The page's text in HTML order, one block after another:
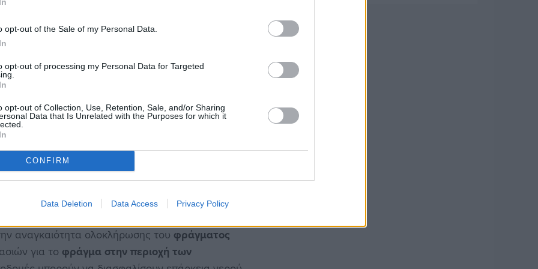
opt-out of the Sale of my Personal Data.
opt-out of processing my Personal Data for Targeted
opt-out of Collection, Use, Retention, Sale, and/or Sharing
Data that Is Unrelated with the Purposes for which it
CONFIRM
Data Deletion Data Access Privacy Policy
ενός σύνθετου πλέγματος παρεμβάσεων που
έργων μεταφοράς νερού και την
μόνο στις φυσικές πηγές
της ιστορικής σχέσης του ανθρώπου με το
επί αιώνες – παλαιότερα οι πληθυσμοί
πρέπει να μεταναστεύσει προς τις περιοχές
στη σημερινή γεωγραφία των
ενεργοβόρων μεθόδων
αναγκαιότητα ολοκλήρωσης του φράγματος
για το φράγμα στην περιοχή των